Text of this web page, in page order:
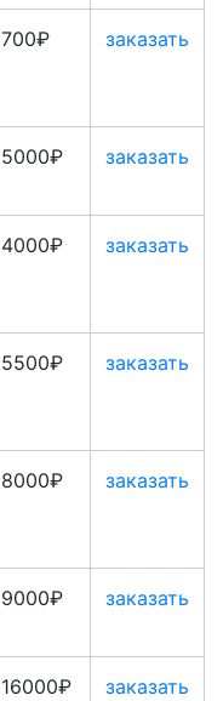
700₽ заказать
5000₽ заказать
4000₽ заказать
5500₽ заказать
8000₽ заказать
9000₽ заказать
16000₽ заказать